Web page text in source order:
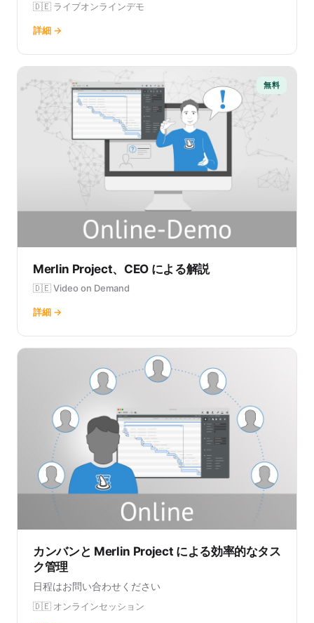
🇩🇪 ライブオンラインデモ
詳細 →
無料
Merlin Project、CEO による解説
🇩🇪 Video on Demand
詳細 →
カンバンと Merlin Project による効率的なタス
ク管理
日程はお問い合わせください
🇩🇪 オンラインセッション